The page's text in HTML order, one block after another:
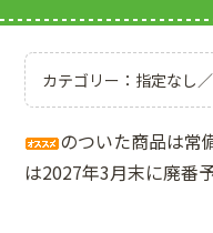
カテゴリー：指定なし
のついた商品は常
は2027年3月末に廃番